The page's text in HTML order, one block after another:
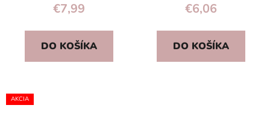
€7,99
DO KOŠÍKA
€6,06
DO KOŠÍKA
AKCIA